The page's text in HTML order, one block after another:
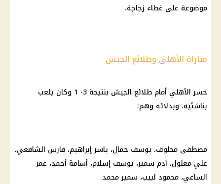
موضوعة على غطاء زجاجة.
مباراة الأهلي وطلائع الجيش
خسر الأهلي أمام طلائع الجيش بنتيجة 3- 1 وكان يلعب
بناشئيه، وبدلائه وهم:
مصطفى مخلوف، يوسف جمال، ياسر إبراهيم، فارس الشافعي،
علي معلول، آدم سمير، يوسف إسلام، أسامة أحمد، عمر
الساعي، محمود لبيب، سمير محمد.